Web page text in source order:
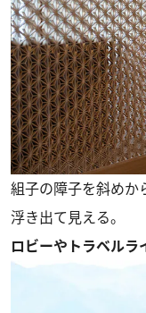
組子の障子を斜めか
浮き出て見える。
ロビーやトラベル